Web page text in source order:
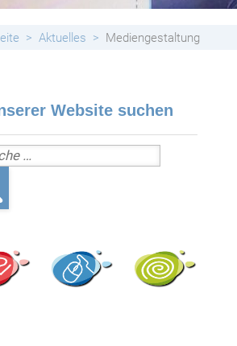
Aktuelles Mediengestaltung
Website suchen